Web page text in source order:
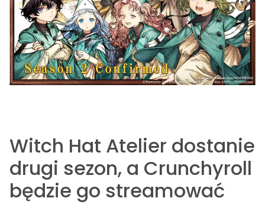
Witch Hat Atelier dostanie
drugi sezon, a Crunchyroll
będzie go streamować